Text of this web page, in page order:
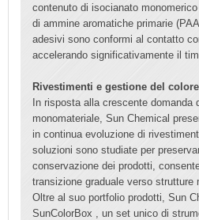
contenuto di isocianato
di ammine aromatiche primarie
adesivi sono conformi al contatto
accelerando significativamente il
Rivestimenti e gestione del colore
In risposta alla crescente domanda
monomateriale, Sun Chemical
in continua evoluzione di
soluzioni sono studiate per
conservazione dei prodotti,
transizione graduale verso strutture
Oltre al suo portfolio prodotti, Sun
SunColorBox , un set unico di